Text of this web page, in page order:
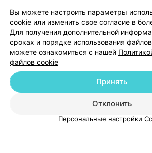
Добавить
О проекте Новости проекта
Медицинский маркетинг
Пользовательское соглашение
Вы можете настроить параметры
cookie или изменить свое согласие в
Для получения дополнительной
сроках и порядке использования
можете ознакомиться с нашей
файлов cookie
Отклонить
Принять
Персональные настройки